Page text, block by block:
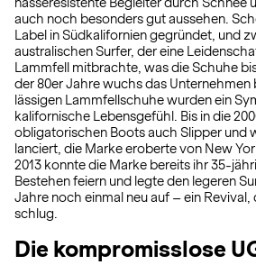
auch noch besonders gut aussehen.
Label in Südkalifornien gegründet, und
australischen Surfer, der eine
Lammfell mitbrachte, was die Schuhe
der 80er Jahre wuchs das Unternehmen
lässigen Lammfellschuhe wurden ein
kalifornische Lebensgefühl. Bis in die
obligatorischen Boots auch Slipper und
lanciert, die Marke eroberte von New
2013 konnte die Marke bereits ihr 35-
Bestehen feiern und legte den legeren
Jahre noch einmal neu auf – ein Revival,
schlug.
Die kompromisslose